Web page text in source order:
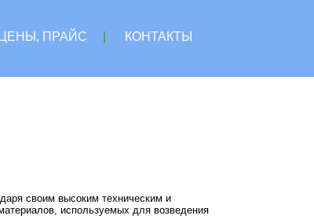
ЦЕНЫ, ПРАЙС КОНТАКТЫ
своим высоким техническим и
используемых для возведения